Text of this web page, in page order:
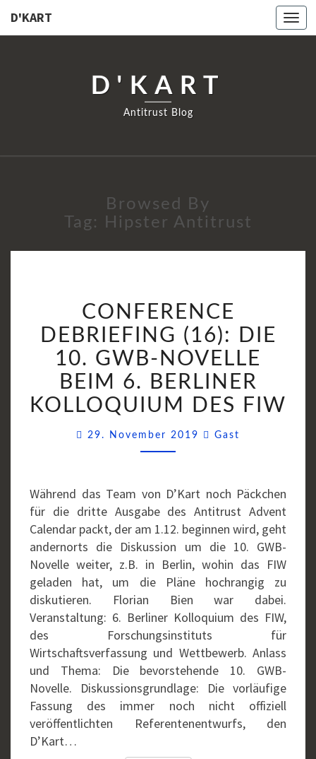
D'KART
D'KART
Antitrust Blog
Browsed By
Tag:
Hipster Antitrust
DEBRIEFING
(16):
DIE
10.
GWB-
NOVELLE
6.
BERLINER
DES
FIW
CONFERENCE
DEBRIEFING (16): DIE
10. GWB-NOVELLE
BEIM 6. BERLINER
KOLLOQUIUM DES FIW
29. November 2019 Gast
Während das Team von D’Kart noch Päckchen
für die dritte Ausgabe des Antitrust Advent
Calendar packt, der am 1.12. beginnen wird, geht
andernorts die Diskussion um die 10. GWB-
Novelle weiter, z.B. in Berlin, wohin das FIW
geladen hat, um die Pläne hochrangig zu
diskutieren. Florian Bien war dabei.
Veranstaltung: 6. Berliner Kolloquium des FIW,
des Forschungsinstituts für
Wirtschaftsverfassung und Wettbewerb. Anlass
und Thema: Die bevorstehende 10. GWB-
Novelle. Diskussionsgrundlage: Die vorläufige
Fassung des immer noch nicht offiziell
veröffentlichten Referentenentwurfs, den
D’Kart…